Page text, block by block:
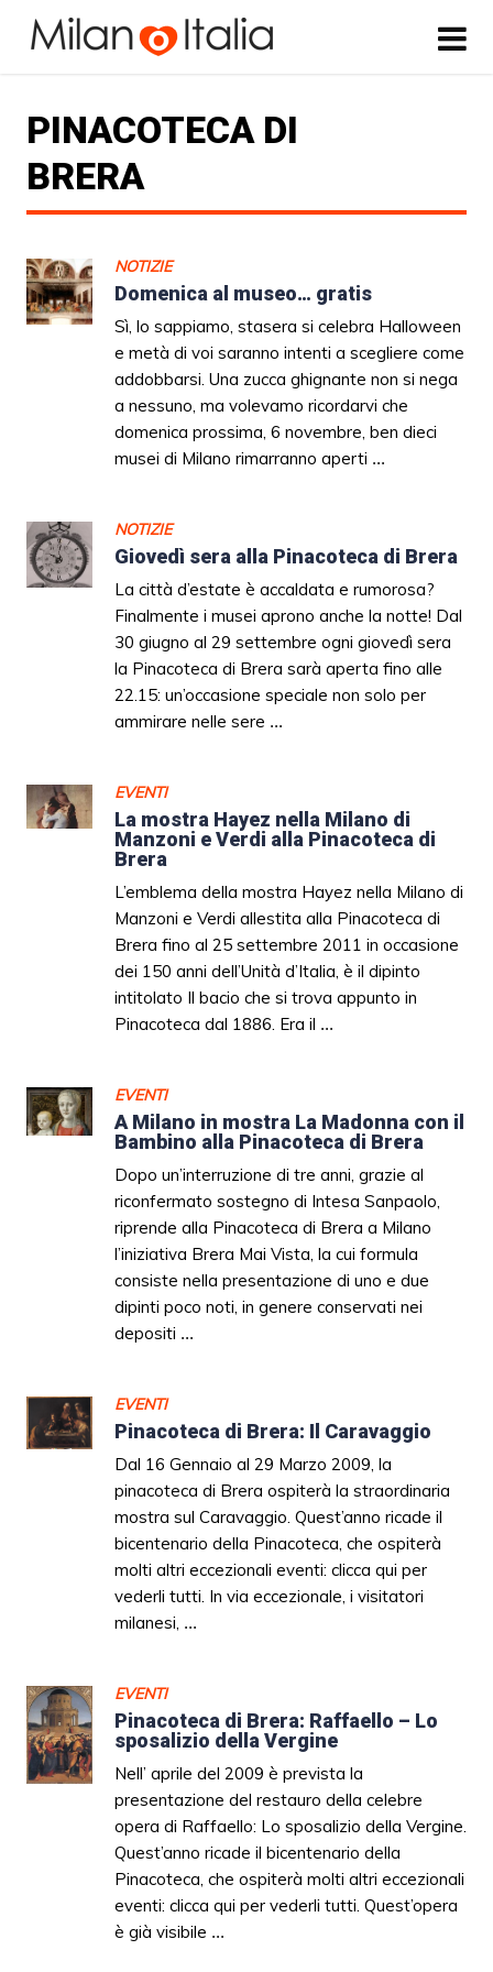
PINACOTECA DI
BRERA
NOTIZIE
Domenica al museo… gratis
Sì, lo sappiamo, stasera si celebra Halloween
e metà di voi saranno intenti a scegliere come
addobbarsi. Una zucca ghignante non si nega
a nessuno, ma volevamo ricordarvi che
domenica prossima, 6 novembre, ben dieci
musei di Milano rimarranno aperti ...
NOTIZIE
Giovedì sera alla Pinacoteca di Brera
La città d’estate è accaldata e rumorosa?
Finalmente i musei aprono anche la notte! Dal
30 giugno al 29 settembre ogni giovedì sera
la Pinacoteca di Brera sarà aperta fino alle
22.15: un’occasione speciale non solo per
ammirare nelle sere ...
EVENTI
La mostra Hayez nella Milano di
Manzoni e Verdi alla Pinacoteca di
Brera
L’emblema della mostra Hayez nella Milano di
Manzoni e Verdi allestita alla Pinacoteca di
Brera fino al 25 settembre 2011 in occasione
dei 150 anni dell’Unità d’Italia, è il dipinto
intitolato Il bacio che si trova appunto in
Pinacoteca dal 1886. Era il ...
EVENTI
A Milano in mostra La Madonna con il
Bambino alla Pinacoteca di Brera
Dopo un’interruzione di tre anni, grazie al
riconfermato sostegno di Intesa Sanpaolo,
riprende alla Pinacoteca di Brera a Milano
l’iniziativa Brera Mai Vista, la cui formula
consiste nella presentazione di uno e due
dipinti poco noti, in genere conservati nei
depositi ...
EVENTI
Pinacoteca di Brera: Il Caravaggio
Dal 16 Gennaio al 29 Marzo 2009, la
pinacoteca di Brera ospiterà la straordinaria
mostra sul Caravaggio. Quest’anno ricade il
bicentenario della Pinacoteca, che ospiterà
molti altri eccezionali eventi: clicca qui per
vederli tutti. In via eccezionale, i visitatori
milanesi, ...
EVENTI
Pinacoteca di Brera: Raffaello – Lo
sposalizio della Vergine
Nell’ aprile del 2009 è prevista la
presentazione del restauro della celebre
opera di Raffaello: Lo sposalizio della Vergine.
Quest’anno ricade il bicentenario della
Pinacoteca, che ospiterà molti altri eccezionali
eventi: clicca qui per vederli tutti. Quest’opera
è già visibile ...